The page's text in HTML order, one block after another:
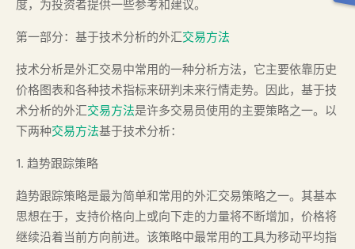
度，为投资者提供一些参考和建议。
第一部分：基于技术分析的外汇交易方法
技术分析是外汇交易中常用的一种分析方法，它主要依靠历史
价格图表和各种技术指标来研判未来行情走势。因此，基于技
术分析的外汇交易方法是许多交易员使用的主要策略之一。以
下两种交易方法基于技术分析：
1. 趋势跟踪策略
趋势跟踪策略是最为简单和常用的外汇交易策略之一。其基本
思想在于，支持价格向上或向下走的力量将不断增加，价格将
继续沿着当前方向前进。该策略中最常用的工具为移动平均指